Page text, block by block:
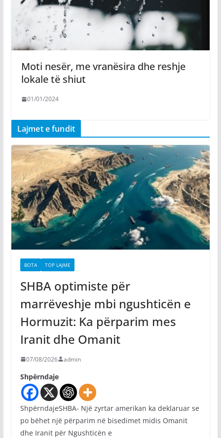
Moti nesër, me vranësira dhe reshje
lokale të shiut
01/01/2024
Lajmet e fundit
BOTA TOP LAJME
SHBA optimiste për
marrëveshje mbi ngushticën e
Hormuzit: Ka përparim mes
Iranit dhe Omanit
07/08/2026 admin
Shpërndaje
ShpërndajeSHBA- Një zyrtar amerikan ka deklaruar se
po bëhet një përparim në bisedimet midis Omanit
dhe Iranit për Ngushticën e